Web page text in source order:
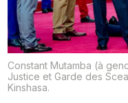
Constant Mutamba (à
Justice et Garde des
Kinshasa.